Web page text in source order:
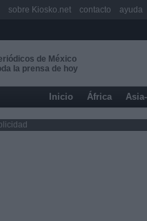
de México
la prensa de hoy
Inicio África
sobre Kiosko.net contacto ayuda